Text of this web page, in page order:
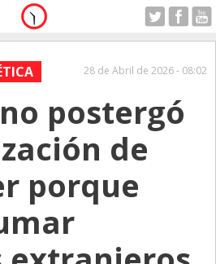
28 de Abril de 2026 - 08:02
postergó
de
porque